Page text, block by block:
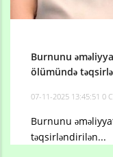
Burnunu
ölümündə
07-11-2025 13:45:51 0
Burnunu
təqsirləndirilən...